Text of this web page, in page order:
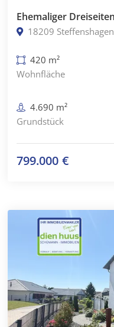
18209 Steffenshagen
420 m²
Wohnfläche
4.690 m²
Grundstück
799.000 €